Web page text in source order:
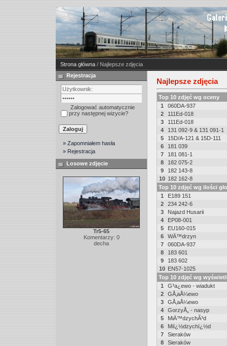
Strona główna / Najlepsze zdjęcia
Rejestracja
Zalogować automatycznie
przy następnej wizycie?
» Zapomniałem hasła
» Rejestracja
Losowe zdjęcie
Tr5-65
Komentarzy: 0
decha
Najlepsze zdjęcia
Top 10 zdjęć wg oceny
1
060DA-937
2
111Ed-018
3
111Ed-018
4
131 092-9 & 131 091-1
5
15D/A-121 & 15D-111
6
181 039
7
181 081-1
8
182 075-2
9
182 143-8
10 182 162-8
Top 10 zdjęć wg ilości
1
E189 151
2
234 242-6
3
Najazd Husarii
4
EP08-001
5
EU160-015
6
WÄ™drzyn
7
060DA-937
8
183 601
9
183 602
10 EN57-1025
Top 10 zdjęć wg
1
G³a¿ewo - wiadukt
2
GÅ‚aÅ¼ewo
3
GÅ‚aÅ¼ewo
4
GorzyÅ„ - nasyp
5
MiÄ™dzychÃ³d
6
Miï¿½dzychï¿½d
7
Sieraków
8
Sieraków